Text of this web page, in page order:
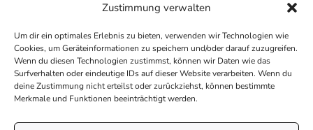
Zustimmung verwalten
Um dir ein optimales Erlebnis zu bieten, verwenden wir Technologien wie
Cookies, um Geräteinformationen zu speichern und/oder darauf zuzugreifen.
Wenn du diesen Technologien zustimmst, können wir Daten wie das
Surfverhalten oder eindeutige IDs auf dieser Website verarbeiten. Wenn du
deine Zustimmung nicht erteilst oder zurückziehst, können bestimmte
Merkmale und Funktionen beeinträchtigt werden.
Information
Über uns
Kontakt
Inhaltsrichtlinien
Recht & Datenschutz
Impressum
AGB